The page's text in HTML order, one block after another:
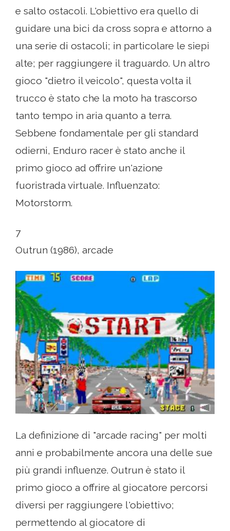
e salto ostacoli. L'obiettivo era quello di
guidare una bici da cross sopra e attorno a
una serie di ostacoli; in particolare le siepi
alte; per raggiungere il traguardo. Un altro
gioco "dietro il veicolo", questa volta il
trucco è stato che la moto ha trascorso
tanto tempo in aria quanto a terra.
Sebbene fondamentale per gli standard
odierni, Enduro racer è stato anche il
primo gioco ad offrire un'azione
fuoristrada virtuale. Influenzato:
Motorstorm.
7
Outrun (1986), arcade
La definizione di "arcade racing" per molti
anni e probabilmente ancora una delle sue
più grandi influenze. Outrun è stato il
primo gioco a offrire al giocatore percorsi
diversi per raggiungere l'obiettivo;
permettendo al giocatore di